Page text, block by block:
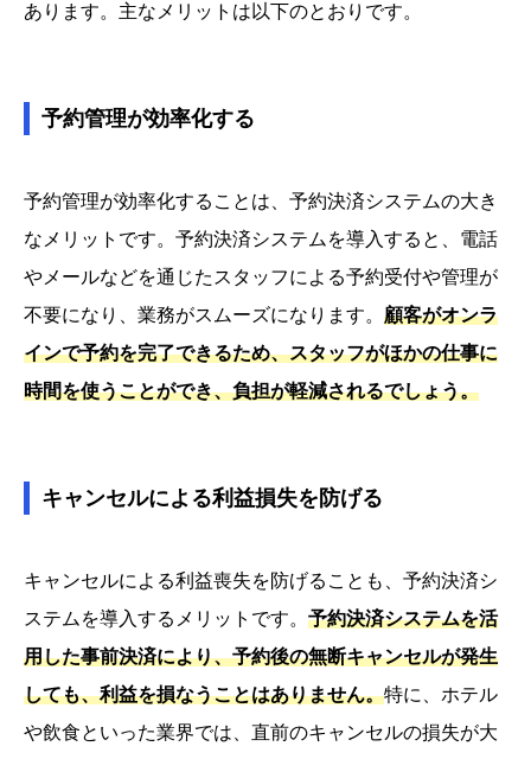
あります。主なメリットは以下のとおりです。
予約管理が効率化する
予約管理が効率化することは、予約決済システムの大き
なメリットです。予約決済システムを導入すると、電話
やメールなどを通じたスタッフによる予約受付や管理が
不要になり、業務がスムーズになります。 顧客がオンラ
インで予約を完了できるため、スタッフがほかの仕事に
時間を使うことができ、負担が軽減されるでしょう。
キャンセルによる利益損失を防げる
キャンセルによる利益喪失を防げることも、予約決済シ
ステムを導入するメリットです。 予約決済システムを活
用した事前決済により、予約後の無断キャンセルが発生
しても、利益を損なうことはありません。特に、ホテル
や飲食といった業界では、直前のキャンセルの損失が大